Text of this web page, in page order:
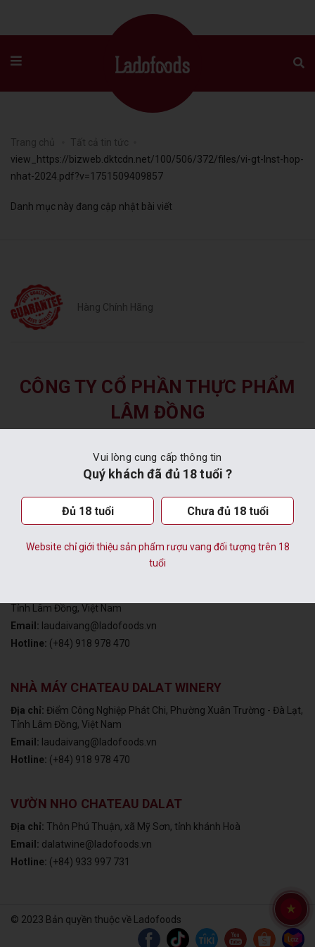
Trang chủ
Tất cả tin tức
view_https://bizweb.dktcdn.net/100/506/372/files/vi-gt-lnst-hop-
nhat-2024.pdf?v=1751509409857
Danh mục này đang cập nhật bài viết
Hàng Chính Hãng
CÔNG TY CỔ PHẦN THỰC PHẨM
LÂM ĐỒNG
VĂN PHÒNG TẠI TP. ĐÀ LẠT
Số 31 Ngô Văn Sở, P. Lâm Viên - Đà Lạt, Tỉnh Lâm Đồng,
dalatwine@ladofoods.vn
Hotline:(0263)3 520 290
Tỉnh Lâm Đồng, Việt Nam
Email: laudaivang@ladofoods.vn
Hotline: (+84) 918 978 470
NHÀ MÁY CHATEAU DALAT WINERY
Địa chỉ: Điểm Công Nghiệp Phát Chi, Phường Xuân Trường - Đà Lạt,
Tỉnh Lâm Đồng, Việt Nam
Email: laudaivang@ladofoods.vn
Hotline: (+84) 918 978 470
VƯỜN NHO CHATEAU DALAT
Địa chỉ: Thôn Phú Thuận, xã Mỹ Sơn, tỉnh khánh Hoà
Email: dalatwine@ladofoods.vn
Hotline: (+84) 933 997 731
© 2023 Bản quyền thuộc về Ladofoods
Vui lòng cung cấp thông tin
Quý khách đã đủ 18 tuổi ?
Đủ 18 tuổi Chưa đủ 18 tuổi
Website chỉ giới thiệu sản phẩm rượu vang đối tượng trên 18
tuổi